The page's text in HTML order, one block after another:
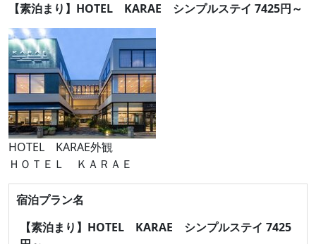
【素泊まり】HOTEL KARAE シンプルステイ 7425円～
HOTEL KARAE外観
ＨＯＴＥＬ ＫＡＲＡＥ
宿泊プラン名
【素泊まり】HOTEL KARAE シンプルステイ 7425